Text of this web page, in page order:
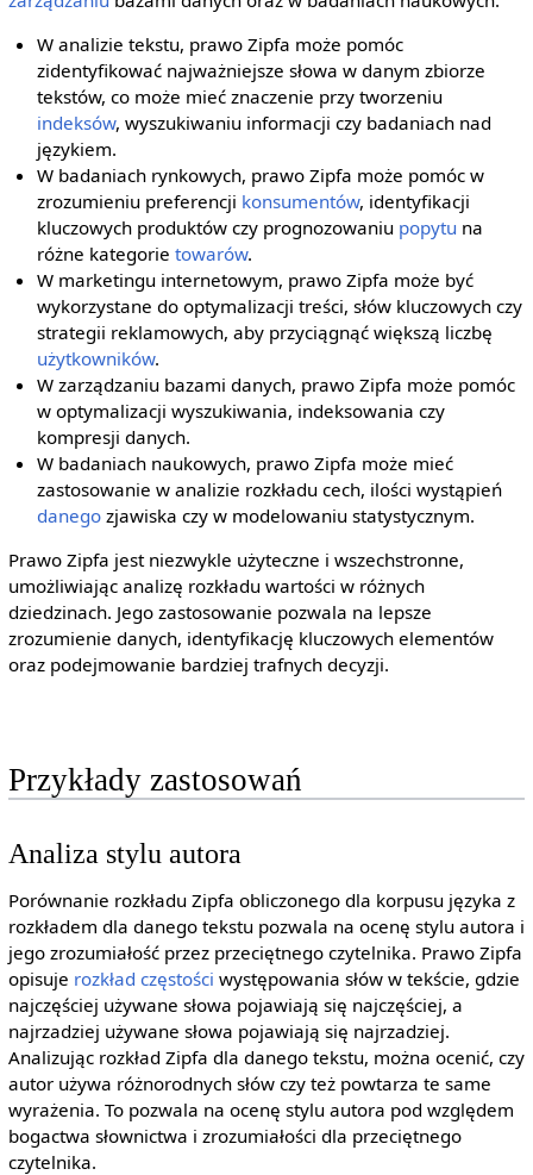
W analizie tekstu, prawo Zipfa może pomóc
zidentyfikować najważniejsze słowa w danym zbiorze
tekstów, co może mieć znaczenie przy tworzeniu
indeksów, wyszukiwaniu informacji czy badaniach nad
językiem.
W badaniach rynkowych, prawo Zipfa może pomóc w
zrozumieniu preferencji konsumentów, identyfikacji
kluczowych produktów czy prognozowaniu popytu na
różne kategorietowarów.
W marketingu internetowym, prawo Zipfa może być
wykorzystane do optymalizacji treści, słów kluczowych czy
strategii reklamowych, aby przyciągnąć większą liczbę
użytkowników.
W zarządzaniu bazami danych, prawo Zipfa może pomóc
w optymalizacji wyszukiwania, indeksowania czy
kompresji danych.
W badaniach naukowych, prawo Zipfa może mieć
zastosowanie w analizie rozkładu cech, ilości wystąpień
danego zjawiska czy w modelowaniu statystycznym.
Prawo Zipfa jest niezwykle użyteczne i wszechstronne,
umożliwiając analizę rozkładu wartości w różnych
dziedzinach. Jego zastosowanie pozwala na lepsze
zrozumienie danych, identyfikację kluczowych elementów
oraz podejmowanie bardziej trafnych decyzji.
Przykłady zastosowań
Analiza stylu autora
Porównanie rozkładu Zipfa obliczonego dla korpusu języka z
rozkładem dla danego tekstu pozwala na ocenę stylu autora i
jego zrozumiałość przez przeciętnego czytelnika. Prawo Zipfa
opisuje rozkład częstości występowania słów w tekście, gdzie
najczęściej używane słowa pojawiają się najczęściej, a
najrzadziej używane słowa pojawiają się najrzadziej.
Analizując rozkład Zipfa dla danego tekstu, można ocenić, czy
autor używa różnorodnych słów czy też powtarza te same
wyrażenia. To pozwala na ocenę stylu autora pod względem
bogactwa słownictwa i zrozumiałości dla przeciętnego
czytelnika.